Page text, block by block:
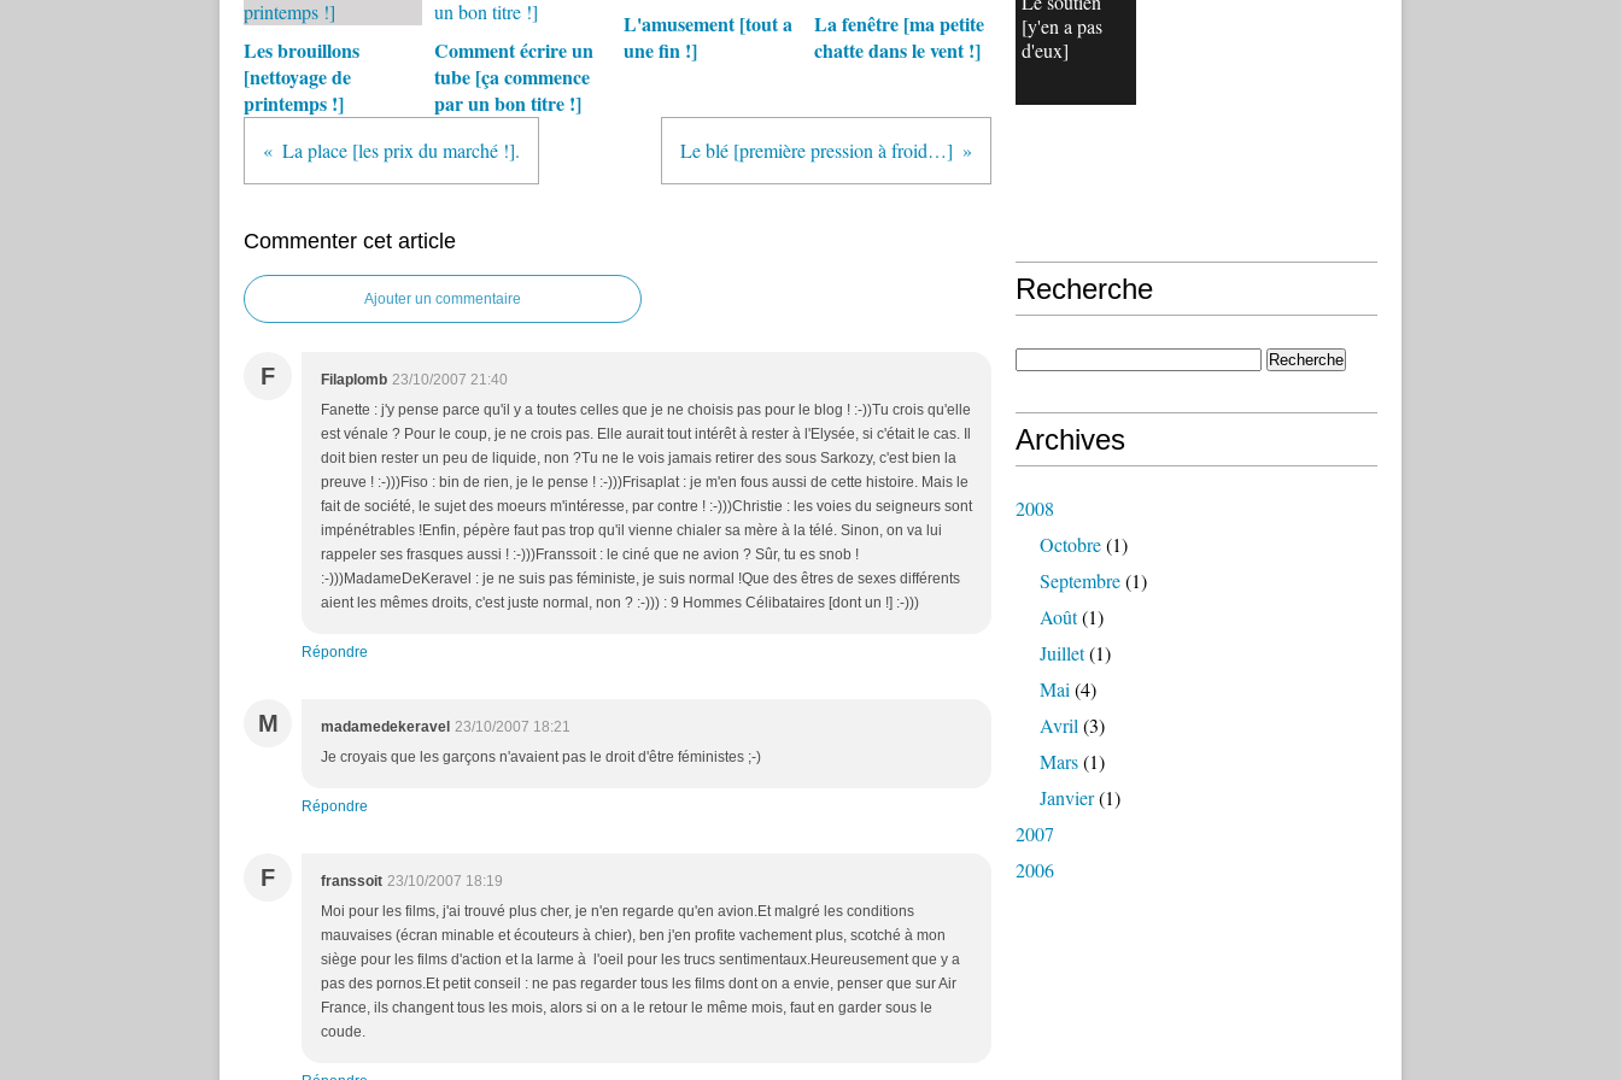
Les brouillons
[nettoyage de
printemps !]
Comment écrire un
tube [ça commence
par un bon titre !]
L'amusement [tout a
une fin !]
La fenêtre [ma petite
chatte dans le vent !]
La place [les prix du marché !]. Le blé [première pression à froid…]
Commenter cet article
Ajouter un commentaire
F Filaplomb 23/10/2007 21:40
Fanette : j'y pense parce qu'il y a toutes celles que je ne choisis pas pour le blog ! :-))Tu crois qu'elle
est vénale ? Pour le coup, je ne crois pas. Elle aurait tout intérêt à rester à l'Elysée, si c'était le cas. Il
doit bien rester un peu de liquide, non ?Tu ne le vois jamais retirer des sous Sarkozy, c'est bien la
preuve ! :-)))Fiso : bin de rien, je le pense ! :-)))Frisaplat : je m'en fous aussi de cette histoire. Mais le
fait de société, le sujet des moeurs m'intéresse, par contre ! :-)))Christie : les voies du seigneurs sont
impénétrables !Enfin, pépère faut pas trop qu'il vienne chialer sa mère à la télé. Sinon, on va lui
rappeler ses frasques aussi ! :-)))Franssoit : le ciné que ne avion ? Sûr, tu es snob !
:-)))MadameDeKeravel : je ne suis pas féministe, je suis normal !Que des êtres de sexes différents
aient les mêmes droits, c'est juste normal, non ? :-))) : 9 Hommes Célibataires [dont un !] :-)))
Répondre
M madamedekeravel 23/10/2007 18:21
Je croyais que les garçons n'avaient pas le droit d'être féministes ;-)
Répondre
F franssoit 23/10/2007 18:19
Moi pour les films, j'ai trouvé plus cher, je n'en regarde qu'en avion.Et malgré les conditions
mauvaises (écran minable et écouteurs à chier), ben j'en profite vachement plus, scotché à mon
siège pour les films d'action et la larme à l'oeil pour les trucs sentimentaux.Heureusement que y a
pas des pornos.Et petit conseil : ne pas regarder tous les films dont on a envie, penser que sur Air
France, ils changent tous les mois, alors si on a le retour le même mois, faut en garder sous le
coude.
[y'en a pas
d'eux]
Recherche
Archives
2008
Octobre(1)
Septembre(1)
Août(1)
Juillet(1)
Mai (4)
Avril (3)
Mars(1)
Janvier(1)
2007
2006